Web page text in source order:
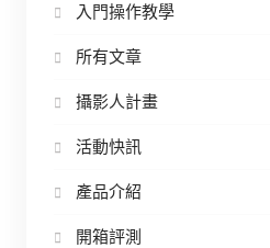
入門操作教學
所有文章
攝影人計畫
活動快訊
產品介紹
開箱評測